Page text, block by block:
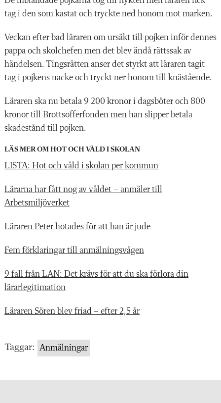
tag i den som kastat och tryckte ned honom mot marken.
Veckan efter bad läraren om ursäkt till pojken inför dennes
pappa och skolchefen men det blev ändå rättssak av
händelsen. Tingsrätten anser det styrkt att läraren tagit
tag i pojkens nacke och tryckt ner honom till knästående.
Läraren ska nu betala 9 200 kronor i dagsböter och 800
kronor till Brottsofferfonden men han slipper betala
skadestånd till pojken.
LÄS MER OM HOT OCH VÅLD I SKOLAN
LISTA: Hot och våld i skolan per kommun
Lärarna har fått nog av våldet – anmäler till
Arbetsmiljöverket
Läraren Peter hotades för att han är jude
Fem förklaringar till anmälningsvågen
9 fall från LAN: Det krävs för att du ska förlora din
lärarlegitimation
Läraren Sören blev friad – efter 2,5 år
Taggar: Anmälningar